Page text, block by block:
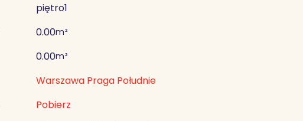
piętro1
0.00m²
0.00m²
Warszawa Praga Południe
Pobierz